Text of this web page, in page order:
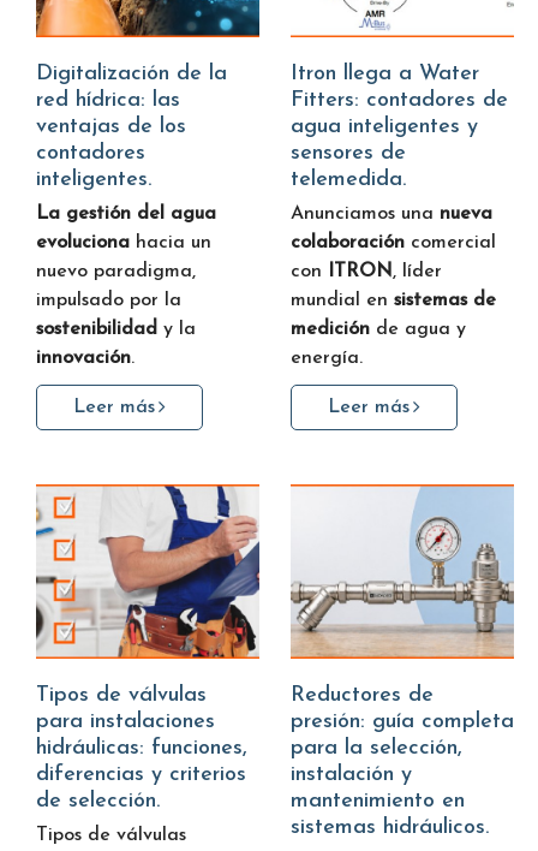
Digitalización de la
red hídrica: las
ventajas de los
contadores
inteligentes.
La gestión del agua
evoluciona hacia un
nuevo paradigma,
impulsado por la
sostenibilidad y la
innovación.
Leer más
Itron llega a Water
Fitters: contadores de
agua inteligentes y
sensores de
telemedida.
Anunciamos una nueva
colaboración comercial
con ITRON, líder
mundial en sistemas de
medición de agua y
energía.
Leer más
Tipos de válvulas
para instalaciones
hidráulicas: funciones,
diferencias y criterios
de selección.
Tipos de válvulas
Reductores de
presión: guía completa
para la selección,
instalación y
mantenimiento en
sistemas hidráulicos.